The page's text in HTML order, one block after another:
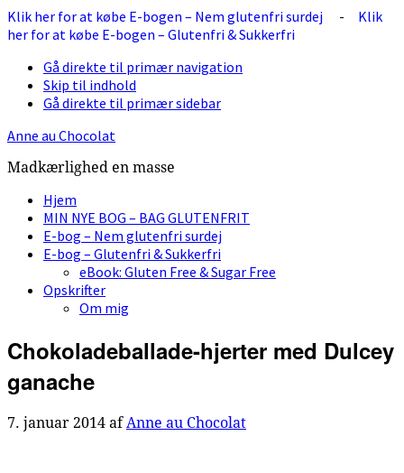
Klik her for at købe E-bogen – Nem glutenfri surdej - Klik
her for at købe E-bogen – Glutenfri & Sukkerfri
Gå direkte til primær navigation
Skip til indhold
Gå direkte til primær sidebar
Anne au Chocolat
Madkærlighed en masse
Hjem
MIN NYE BOG – BAG GLUTENFRIT
E-bog – Nem glutenfri surdej
E-bog – Glutenfri & Sukkerfri
eBook: Gluten Free & Sugar Free
Opskrifter
Om mig
Chokoladeballade-hjerter med Dulcey
ganache
7. januar 2014 afAnne au Chocolat